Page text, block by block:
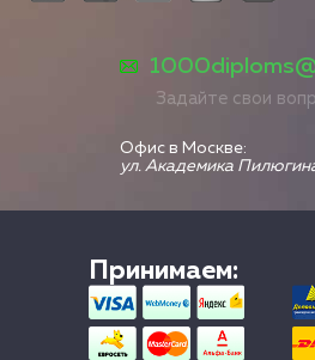
Задайте свои
Офис в Москве:
ул. Академика
Принимаем: